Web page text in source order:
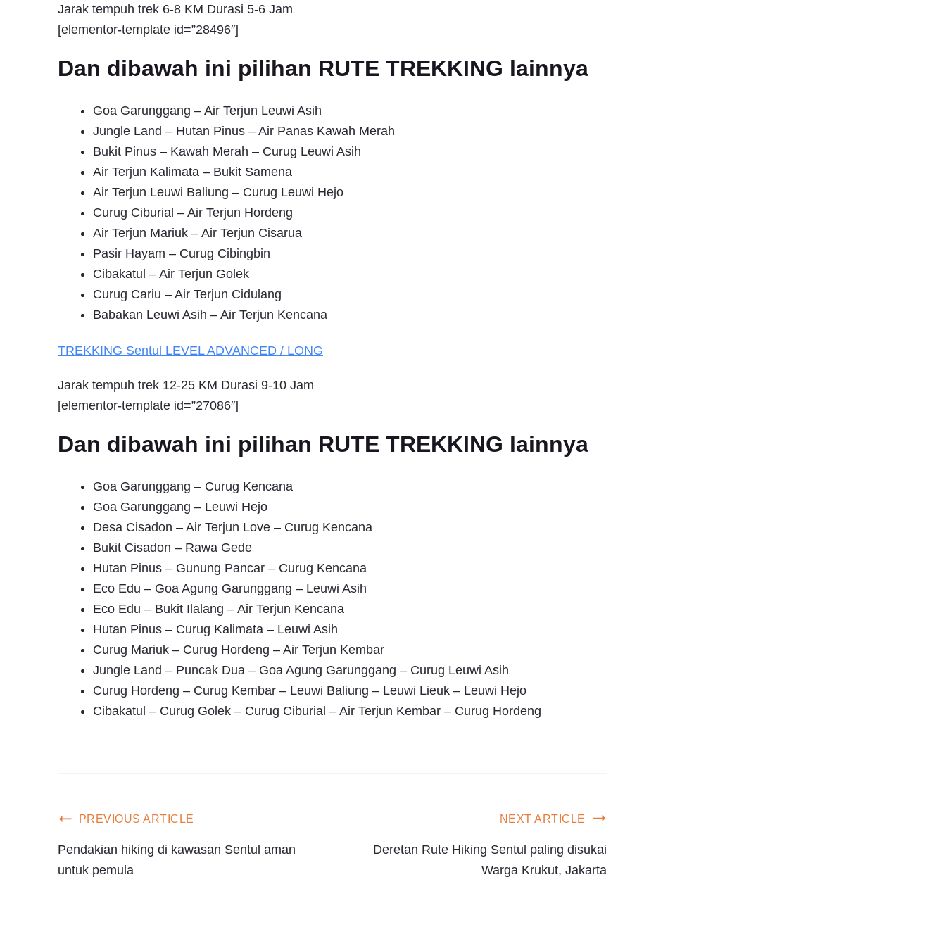
Jarak tempuh trek 6-8 KM Durasi 5-6 Jam
[elementor-template id=”28496″]
Dan dibawah ini pilihan RUTE TREKKING lainnya
Goa Garunggang – Air Terjun Leuwi Asih
Jungle Land – Hutan Pinus – Air Panas Kawah Merah
Bukit Pinus – Kawah Merah – Curug Leuwi Asih
Air Terjun Kalimata – Bukit Samena
Air Terjun Leuwi Baliung – Curug Leuwi Hejo
Curug Ciburial – Air Terjun Hordeng
Air Terjun Mariuk – Air Terjun Cisarua
Pasir Hayam – Curug Cibingbin
Cibakatul – Air Terjun Golek
Curug Cariu – Air Terjun Cidulang
Babakan Leuwi Asih – Air Terjun Kencana
TREKKING Sentul LEVEL ADVANCED / LONG
Jarak tempuh trek 12-25 KM Durasi 9-10 Jam
[elementor-template id=”27086″]
Dan dibawah ini pilihan RUTE TREKKING lainnya
Goa Garunggang – Curug Kencana
Goa Garunggang – Leuwi Hejo
Desa Cisadon – Air Terjun Love – Curug Kencana
Bukit Cisadon – Rawa Gede
Hutan Pinus – Gunung Pancar – Curug Kencana
Eco Edu – Goa Agung Garunggang – Leuwi Asih
Eco Edu – Bukit Ilalang – Air Terjun Kencana
Hutan Pinus – Curug Kalimata – Leuwi Asih
Curug Mariuk – Curug Hordeng – Air Terjun Kembar
Jungle Land – Puncak Dua – Goa Agung Garunggang – Curug Leuwi Asih
Curug Hordeng – Curug Kembar – Leuwi Baliung – Leuwi Lieuk – Leuwi Hejo
Cibakatul – Curug Golek – Curug Ciburial – Air Terjun Kembar – Curug Hordeng
PREVIOUS ARTICLE
Pendakian hiking di kawasan Sentul aman
untuk pemula
NEXT ARTICLE
Deretan Rute Hiking Sentul paling disukai
Warga Krukut, Jakarta